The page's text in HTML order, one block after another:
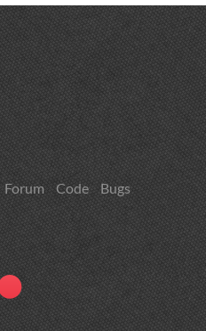
Forum Code
Bugs